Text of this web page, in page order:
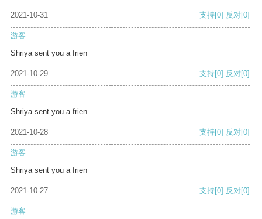
2021-10-31 支持[0] 反对[0]
游客
Shriya sent you a frien
2021-10-29 支持[0] 反对[0]
游客
Shriya sent you a frien
2021-10-28 支持[0] 反对[0]
游客
Shriya sent you a frien
2021-10-27 支持[0] 反对[0]
游客